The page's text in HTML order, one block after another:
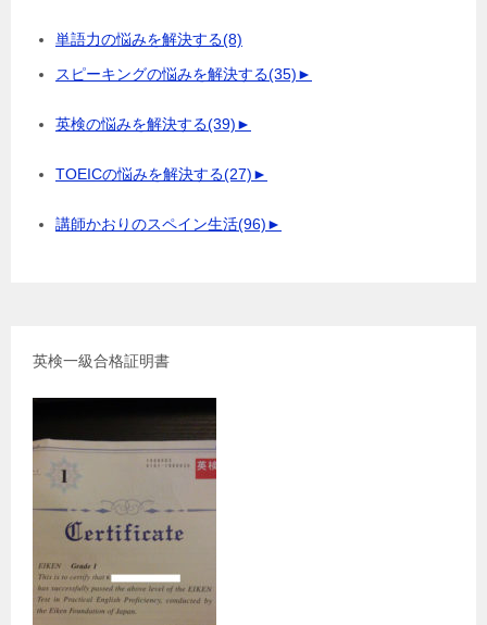
単語力の悩みを解決する(8)
スピーキングの悩みを解決する(35)►
英検の悩みを解決する(39)►
TOEICの悩みを解決する(27)►
講師かおりのスペイン生活(96)►
英検一級合格証明書